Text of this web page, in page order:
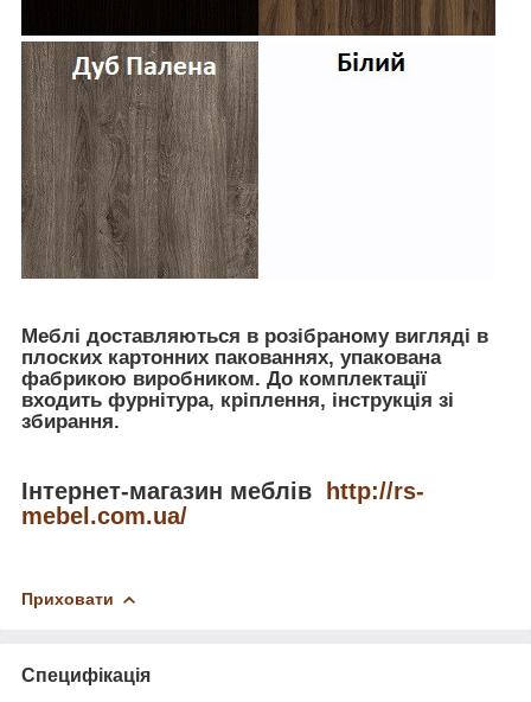
Меблі доставляються в розібраному вигляді в
плоских картонних пакованнях, упакована
фабрикою виробником. До комплектації
входить фурнітура, кріплення, інструкція зі
збирання.
Інтернет-магазин меблів
http://rs-
mebel.com.ua/
Приховати
Специфікація